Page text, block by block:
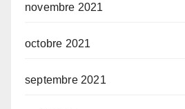
novembre 2021
octobre 2021
septembre 2021